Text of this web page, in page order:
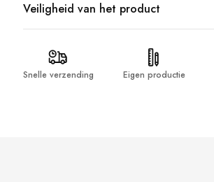
Veiligheid van het product
Snelle verzending Eigen productie